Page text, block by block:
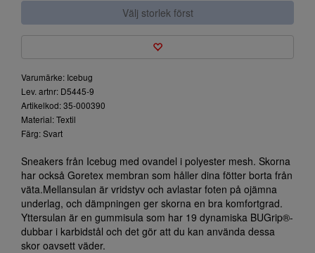
Välj storlek först
Varumärke: Icebug
Lev. artnr: D5445-9
Artikelkod: 35-000390
Material: Textil
Färg: Svart
Sneakers från Icebug med ovandel i polyester mesh. Skorna
har också Goretex membran som håller dina fötter borta från
väta.Mellansulan är vridstyv och avlastar foten på ojämna
underlag, och dämpningen ger skorna en bra komfortgrad.
Yttersulan är en gummisula som har 19 dynamiska BUGrip®-
dubbar i karbidstål och det gör att du kan använda dessa
skor oavsett väder.